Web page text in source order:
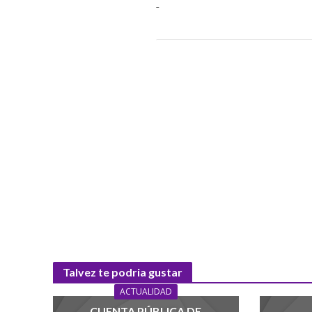
Talvez te podria gustar
ACTUALIDAD